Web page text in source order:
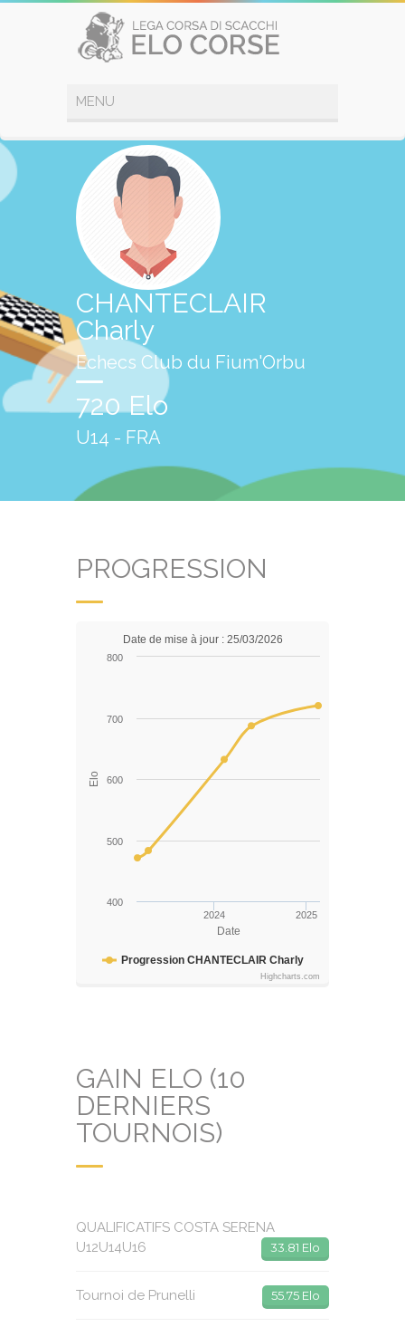
CHANTECLAIR
Charly
Echecs Club du Fium'Orbu
720 Elo
U14 - FRA
PROGRESSION
Date
Elo
Date de mise à jour : 25/03/2026
Progression CHANTECLAIR Charly
2024 2025
400
500
600
700
800
Highcharts.com
GAIN ELO (10
DERNIERS
TOURNOIS)
QUALIFICATIFS COSTA SERENA
U12U14U16
33.81 Elo
Tournoi de Prunelli 55.75 Elo